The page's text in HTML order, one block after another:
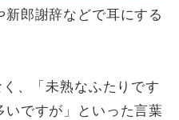
郎謝辞などで耳にする
、「未熟なふたりです
ですが」といった言葉